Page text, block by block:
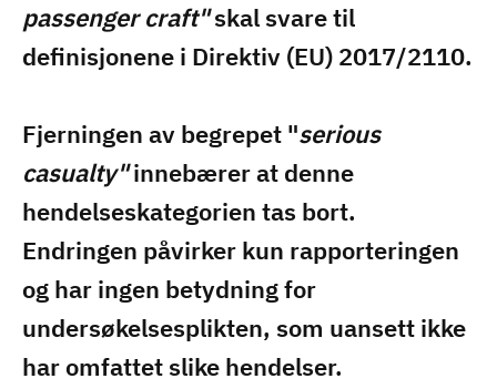
passenger craft"skal svare til
definisjonene i Direktiv (EU) 2017/2110.
Fjerningen av begrepet "serious
casualty"innebærer at denne
hendelseskategorien tas bort.
Endringen påvirker kun rapporteringen
og har ingen betydning for
undersøkelsesplikten, som uansett ikke
har omfattet slike hendelser.